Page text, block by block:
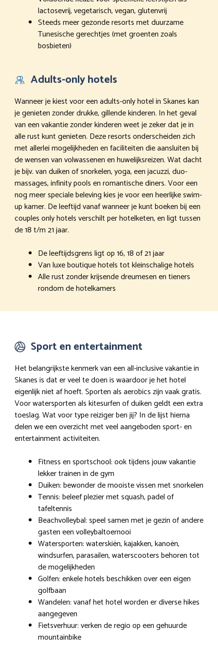
lactosevrij, vegetarisch, vegan, glutenvrij
Steeds meer gezonde resorts met duurzame
Tunesische gerechtjes (met groenten zoals
bosbieten)
Adults-only hotels
Wanneer je kiest voor een adults-only hotel in Skanes kan
je genieten zonder drukke, gillende kinderen. In het geval
van een vakantie zonder kinderen weet je zeker dat je in
alle rust kunt genieten. Deze resorts onderscheiden zich
met allerlei mogelijkheden en faciliteiten die aansluiten bij
de wensen van volwassenen en huwelijksreizen. Wat dacht
je bijv. van duiken of snorkelen, yoga, een jacuzzi, duo-
massages, infinity pools en romantische diners. Voor een
nog meer speciale beleving kies je voor een heerlijke swim-
up kamer. De leeftijd vanaf wanneer je kunt boeken bij een
couples only hotels verschilt per hotelketen, en ligt tussen
de 18 t/m 21 jaar.
De leeftijdsgrens ligt op 16, 18 of 21 jaar
Van luxe boutique hotels tot kleinschalige hotels
Alle rust zonder krijsende dreumesen en tieners
rondom de hotelkamers
Sport en entertainment
Het belangrijkste kenmerk van een all-inclusive vakantie in
Skanes is dat er veel te doen is waardoor je het hotel
eigenlijk niet af hoeft. Sporten als aerobics zijn vaak gratis.
Voor watersporten als kitesurfen of duiken geldt een extra
toeslag. Wat voor type reiziger ben jij? In de lijst hierna
delen we een overzicht met veel aangeboden sport- en
entertainment activiteiten.
Fitness en sportschool: ook tijdens jouw vakantie
lekker trainen in de gym
Duiken: bewonder de mooiste vissen met snorkelen
Tennis: beleef plezier met squash, padel of
tafeltennis
Beachvolleybal: speel samen met je gezin of andere
gasten een volleybaltoernooi
Watersporten: waterskiën, kajakken, kanoën,
windsurfen, parasailen, waterscooters behoren tot
de mogelijkheden
Golfen: enkele hotels beschikken over een eigen
golfbaan
Wandelen: vanaf het hotel worden er diverse hikes
aangegeven
Fietsverhuur: verken de regio op een gehuurde
mountainbike